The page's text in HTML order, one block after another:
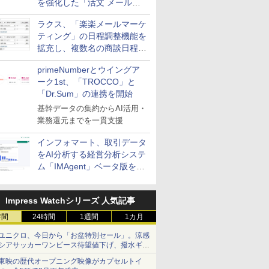
を強化した「活文 メール誤
送信防止アドインサービス」
を提供
ラクス、「楽楽メールマーケ
ティング」の日程調整機能を
拡充し、複数名の商談日程調
整を効率化
primeNumberとウイングア
ーク1st、「TROCCO」と
「Dr.Sum」の連携を開始
基幹データの集約からAI活用・
業務還元までを一貫支援
インフォマート、取引データ
をAI分析する経営分析システ
ム「IMAgent」ベータ版を提
Impress Watchシリーズ 人気記事
24時間 1週間 1カ月
ニクロ、今日から「お盆特別セール」。涼感
アサッカーワンピース待望値下げ、撥水ギア
ョーツは1990円に
映の歴代オープニング映像がカプセルトイ